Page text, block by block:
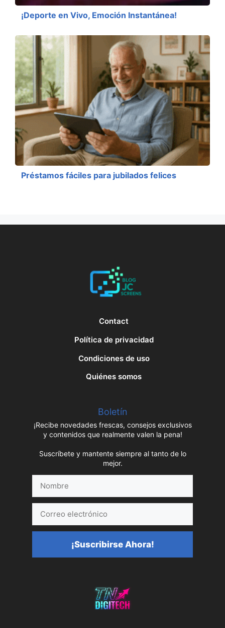
¡Deporte en Vivo, Emoción Instantánea!
Préstamos fáciles para jubilados felices
Contact
Política de privacidad
Condiciones de uso
Quiénes somos
Boletín
¡Recibe novedades frescas, consejos exclusivos
y contenidos que realmente valen la pena!
Suscríbete y mantente siempre al tanto de lo
mejor.
electrónico
¡Suscribirse Ahora!